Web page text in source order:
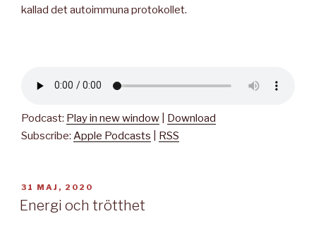
kallad det autoimmuna protokollet.
Podcast: Play in new window
Download
Subscribe: Apple Podcasts RSS
PUBLICERAT
31 MAJ, 2020
Energi och trötthet